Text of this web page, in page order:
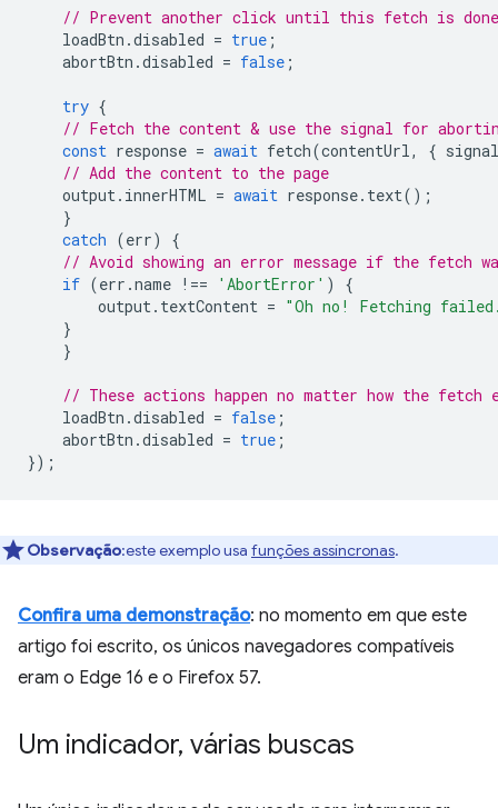
// Prevent another click until this fetch is done
loadBtn .disabled = true ;
abortBtn .disabled = false ;
try {
// Fetch the content & use the signal for
const response = await fetch(contentUrl, { signal
// Add the content to the page
output. innerHTML = await response. text();
}
catch (err)
{
// Avoid showing an error message if the fetch
if (err .name !== 'AbortError' )
{
output. textContent = "Oh no! Fetching
}
}
// These actions happen no matter how the fetch
loadBtn .disabled = false ;
abortBtn .disabled = true ;
});
Observação:este exemplo usa funções assíncronas.
Confira uma demonstração: no momento em que este
artigo foi escrito, os únicos navegadores compatíveis
eram o Edge 16 e o Firefox 57.
Um indicador, várias buscas